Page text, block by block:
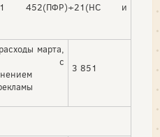
452(ПФР)+21(НС и
марта,
с
3 851